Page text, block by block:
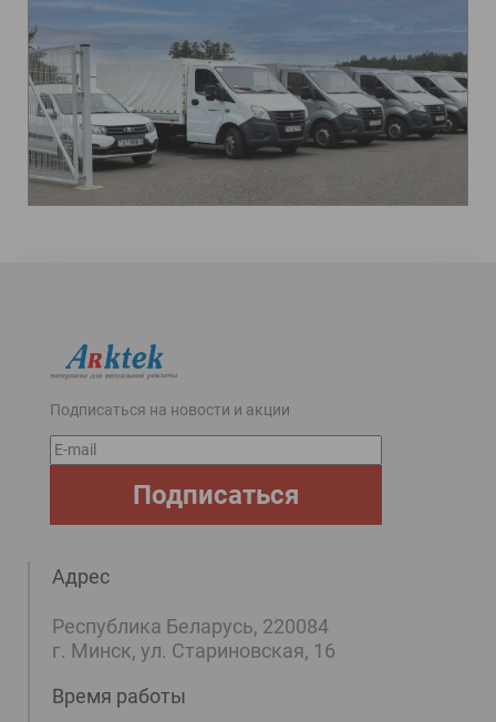
Подписаться на новости и акции
E-
mail
Подписаться
Адрес
Республика Беларусь, 220084
г. Минск, ул. Стариновская, 16
Время работы